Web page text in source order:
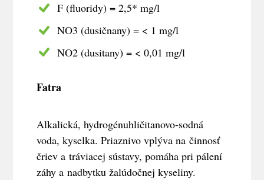
F (fluoridy) = 2,5* mg/l
NO3 (dusičnany) = < 1 mg/l
NO2 (dusitany) = < 0,01 mg/l
Fatra
Alkalická, hydrogénuhličitanovo-sodná
voda, kyselka. Priaznivo vplýva na činnosť
čriev a tráviacej sústavy, pomáha pri pálení
záhy a nadbytku žalúdočnej kyseliny.